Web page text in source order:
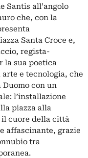
Santis all’angolo
che, con la
Santa Croce e,
regista-
la sua poetica
e tecnologia, che
con un
l’installazione
piazza alla
cuore della città
affascinante, grazie
tra